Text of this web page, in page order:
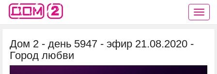
Дом 2 - день 5947 - эфир 21.08.2020 -
Город любви